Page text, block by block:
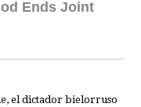
el dictador bielorruso